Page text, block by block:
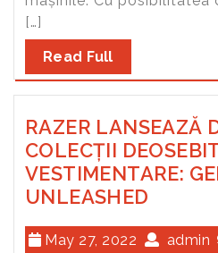
[…]
Read Full
RAZER LANSEAZĂ
COLECȚII
VESTIMENTARE:
UNLEASHED
May 27, 2022 admin